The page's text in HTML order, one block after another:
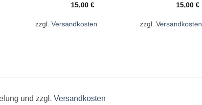
15,00€
zzgl. Versandkosten
15,00 €
zzgl.Versandkosten
und zzgl. Versandkosten